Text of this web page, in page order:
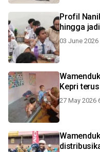
Profil
hingga
03 June 2026
Kepri
27 May 2026